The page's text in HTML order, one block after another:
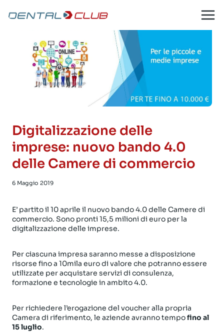
Digitalizzazione delle
imprese: nuovo bando 4.0
delle Camere di commercio
6 Maggio 2019
E’ partito il 10 aprile il nuovo bando 4.0 delle Camere di
commercio. Sono pronti 15,5 milioni di euro per la
digitalizzazione delle imprese.
Per ciascuna impresa saranno messe a disposizione
risorse fino a 10mila euro di valore che potranno essere
utilizzate per acquistare servizi di consulenza,
formazione e tecnologie in ambito 4.0.
Per richiedere l’erogazione del voucher alla propria
Camera di riferimento, le aziende avranno tempofino al
15 luglio.